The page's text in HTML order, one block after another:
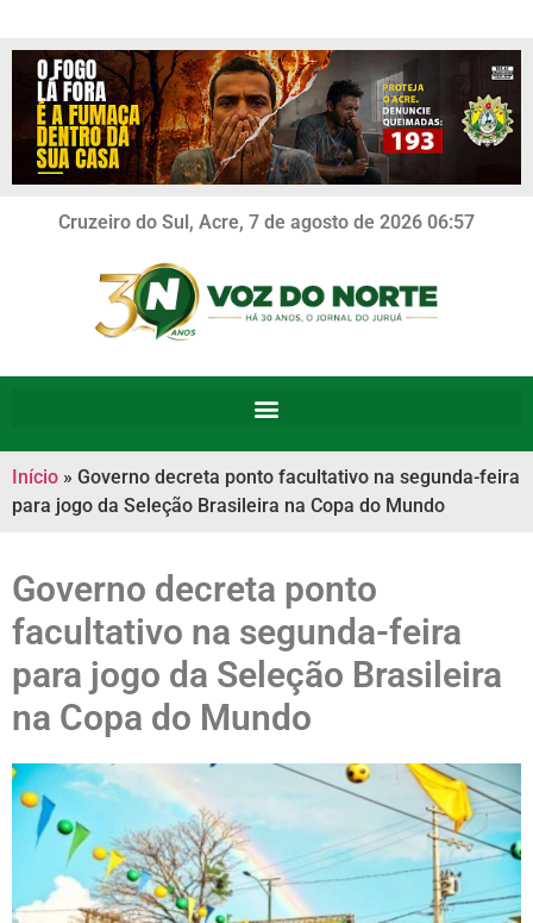
Cruzeiro do Sul, Acre, 7 de agosto de 2026 06:57
Início » Governo decreta ponto facultativo na segunda-feira
para jogo da Seleção Brasileira na Copa do Mundo
Governo decreta ponto
facultativo na segunda-feira
para jogo da Seleção Brasileira
na Copa do Mundo